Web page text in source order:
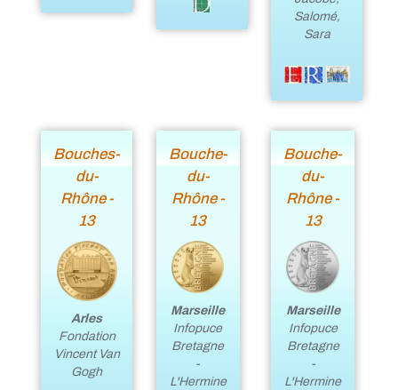
Salomé,
Sara
Bouches-
du-
Rhône -
13
Arles
Fondation
Vincent Van
Gogh
Bouche-
du-
Rhône -
13
Marseille
Infopuce
Bretagne
-
L'Hermine
Bouche-
du-
Rhône -
13
Marseille
Infopuce
Bretagne
-
L'Hermine